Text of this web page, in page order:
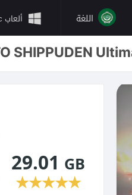
ألعاب Pc اللغة
29.01 GB
★★★★★